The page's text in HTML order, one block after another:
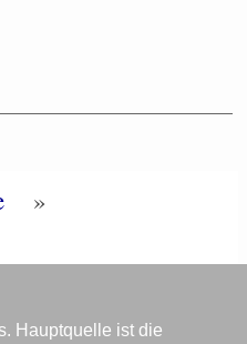
»
Hauptquelle ist die